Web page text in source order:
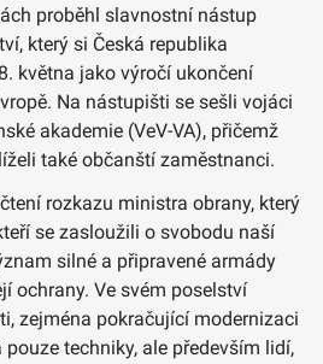
proběhl slavnostní nástup
který si Česká republika
května jako výročí ukončení
Na nástupišti se sešli vojáci
akademie (VeV-VA), přičemž
také občanští zaměstnanci.
rozkazu ministra obrany, který
se zasloužili o svobodu naší
silné a připravené armády
ochrany. Ve svém poselství
zejména pokračující modernizaci
pouze techniky, ale především lidí,